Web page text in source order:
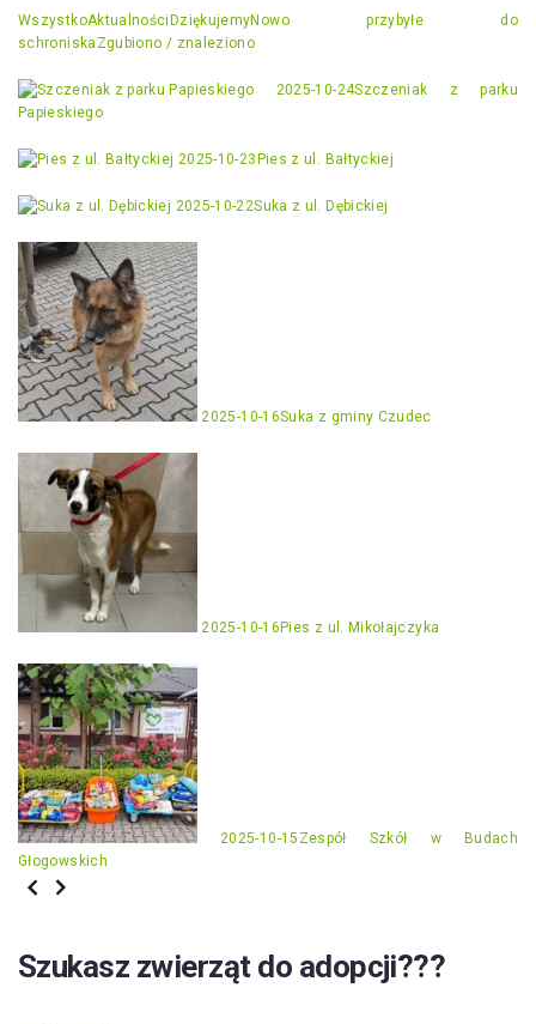
WszystkoAktualności DziękujemyNowo przybyłe do
schroniska Zgubiono / znaleziono
2025-10-24Szczeniak z parku
Papieskiego
2025-10-23 Pies z ul. Bałtyckiej
2025-10-22Suka z ul. Dębickiej
2025-10-16Suka z gminy Czudec
2025-10-16 Pies z ul. Mikołajczyka
2025-10-15 Zespół Szkół w Budach
Głogowskich
Szukasz zwierząt do adopcji???